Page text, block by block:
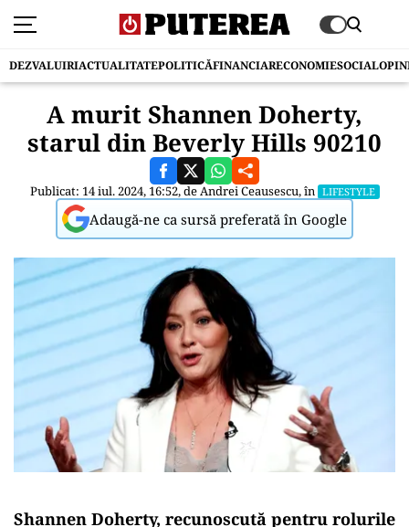
DEZVALUIRIACTUALITATEPOLITICĂFINANCIARECONOMIESOCIAL
A murit Shannen Doherty,
starul din Beverly Hills 90210
Publicat: 14 iul. 2024, 16:52, deAndrei Ceausescu, în LIFESTYLE
Adaugă-ne ca sursă preferată în Google
Shannen Doherty, recunoscută pentru rolurile